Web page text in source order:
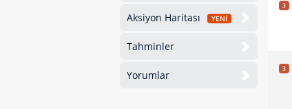
Aksiyon Haritası YENİ
Tahminler
Yorumlar
3
3